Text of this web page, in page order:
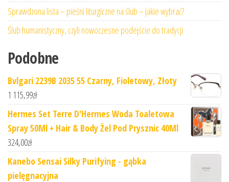
Sprawdzona lista – pieśni liturgiczne na ślub – jakie wybrać?
Ślub humanistyczny, czyli nowoczesne podejście do tradycji
Podobne
Bvlgari 2239B 2035 55 Czarny, Fioletowy, Złoty
1 115,99zł
Hermes Set Terre D'Hermes Woda Toaletowa
Spray 50Ml + Hair & Body Żel Pod Prysznic 40Ml
324,00zł
Kanebo Sensai Silky Purifying - gąbka
pielęgnacyjna